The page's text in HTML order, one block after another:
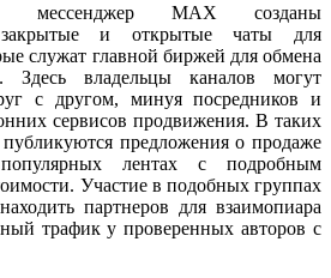
мессенджер MAX созданы
закрытые и открытые чаты для
служат главной биржей для обмена
Здесь владельцы каналов могут
с другом, минуя посредников и
сервисов продвижения. В таких
публикуются предложения о продаже
лентах с подробным
Участие в подобных группах
партнеров для взаимопиара
трафик у проверенных авторов с